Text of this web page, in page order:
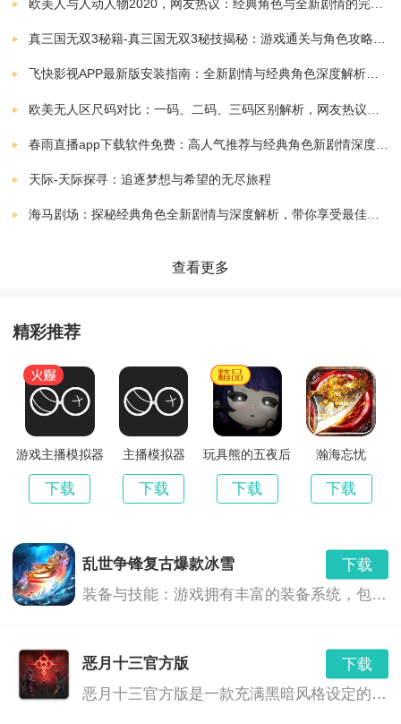
单日累计充值3000-4999元返200%
单日累计充值1万以上返400%
※1、返利仅限当日单笔或累计充值，每日24点清零，第
二天重新计算
4、日常线下返利不与其它充值返利活动叠加!
PS：本次活动的最终解释权归本游戏运营团队所有。
侠魂(上线送彩金)游戏简介
《侠魂》是一款以三国乱世为背景打造的回合类挂机手
的操作，酷炫的坐骑与翅膀，还有唯美的外观系统。其
他还拥有神兵、法宝、宠物等各种轻松又强大的功能系
天地，谁是王者！
欧美人与人动人物2020，网友热议：经典角色与全新剧情的完美结合！
真三国无双3秘籍-真三国无双3秘技揭秘：游戏通关与角色攻略全解析
飞快影视APP最新版安装指南：全新剧情与经典角色深度解析，带你体验极致观影快感
天际-天际探寻：追逐梦想与希望的无尽旅程
查看更多
精彩推荐
游戏主播模拟器
下载
主播模拟器
下载
玩具熊的五夜后
下载
瀚海忘忧
下载
乱世争锋复古爆款冰雪
下载
装备与技能：游戏拥有丰富的装备系统，包括冰属性的武器和装备，提供了玩家更多策略选择。玩家可以通过战斗、任务和活动获得装备，也可以通过升级技能和提升角色属性来增强战斗力。
恶月十三官方版
下载
恶月十三官方版是一款充满黑暗风格设定的幻想世界背景下的角色扮演游戏。在这个充满神秘和危险的世界中，玩家将扮演一位勇敢的冒险者，通过探索、战斗和决策，揭开隐藏在恶月十三背后的深层次秘密。